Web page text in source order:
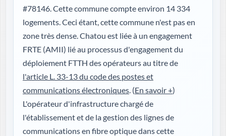
#78146. Cette commune compte environ 14 334
logements. Ceci étant, cette commune n'est pas en
zone très dense. Chatou est liée à un engagement
FRTE (AMII) lié au processus d'engagement du
déploiement FTTH des opérateurs au titre de
l'article L. 33-13 du code des postes et
communications électroniques. (En savoir +)
L'opérateur d'infrastructure chargé de
l'établissement et de la gestion des lignes de
communications en fibre optique dans cette